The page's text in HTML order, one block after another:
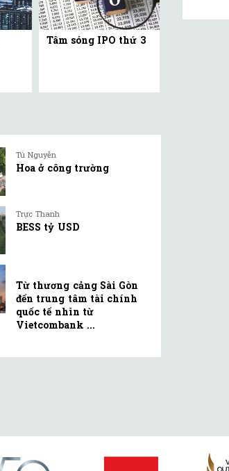
Tâm sóng IPO thứ 3
Tú Nguyễn
Hoa ở công trường
Trực Thanh
BESS tỷ USD
Từ thương cảng Sài Gòn
đến trung tâm tài chính
quốc tế nhìn từ
Vietcombank ...